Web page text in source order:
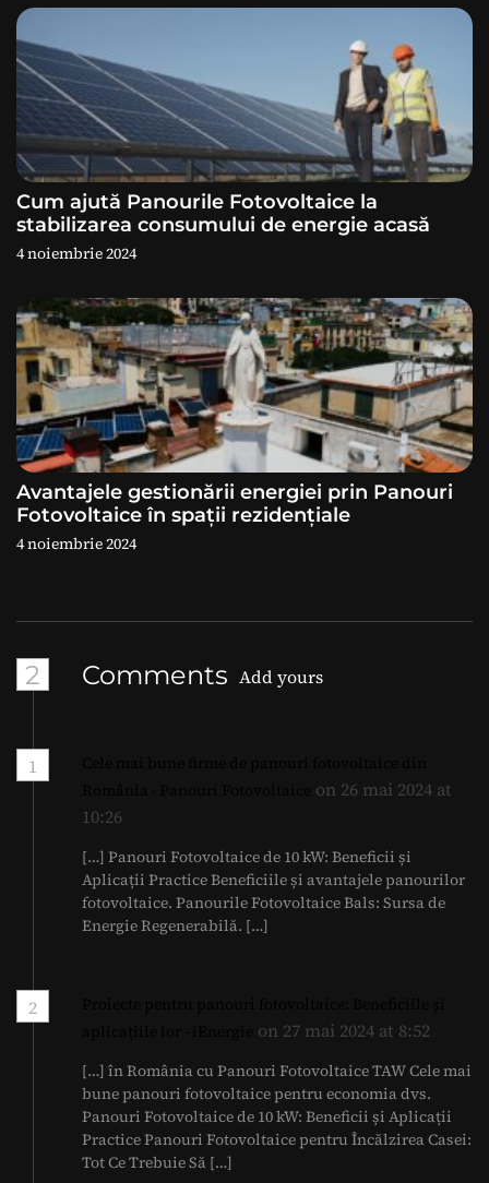
i
c
o
l
e
Cum ajută Panourile Fotovoltaice la
stabilizarea consumului de energie acasă
4 noiembrie 2024
Avantajele gestionării energiei prin Panouri
Fotovoltaice în spații rezidențiale
4 noiembrie 2024
2 Comments Add yours
1
on 26 mai 2024 at
10:26
[…] Panouri Fotovoltaice de 10 kW: Beneficii și
Aplicații Practice Beneficiile și avantajele panourilor
fotovoltaice. Panourile Fotovoltaice Bals: Sursa de
Energie Regenerabilă. […]
2
on 27 mai 2024 at 8:52
[…] în România cu Panouri Fotovoltaice TAW Cele mai
bune panouri fotovoltaice pentru economia dvs.
Panouri Fotovoltaice de 10 kW: Beneficii și Aplicații
Practice Panouri Fotovoltaice pentru Încălzirea Casei:
Tot Ce Trebuie Să […]